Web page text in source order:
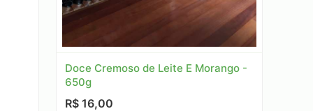
Doce Cremoso de Leite E Morango -
650g
R$ 16,00